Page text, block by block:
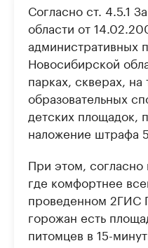
Согласно ст. 4.5.1
области от
административных
Новосибирской
парках, скверах,
образовательных
детских площадок,
наложение штрафа
При этом,
где комфортнее
проведенном 2ГИС
горожан есть
питомцев в 15-